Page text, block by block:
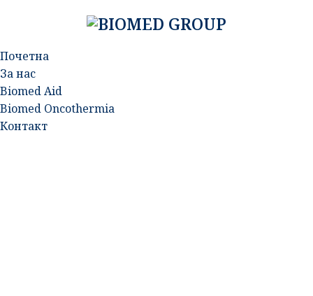
Почетна
За нас
Biomed Aid
Biomed Oncothermia
Контакт